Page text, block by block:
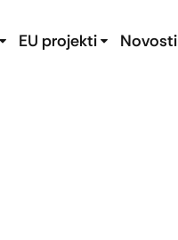
EU projekti Novosti